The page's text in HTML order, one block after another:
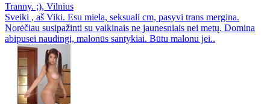
Tranny. ;), Vilnius
Sveiki , aš Viki. Esu miela, seksuali cm, pasyvi trans mergina.
Norėčiau susipažinti su vaikinais ne jaunesniais nei metų. Domina
abipusei naudingi, malonūs santykiai. Būtu malonu jei..